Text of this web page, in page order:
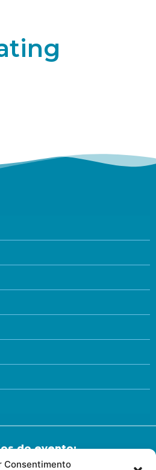
Consentimento
do evento:
– 13:00 às 20:00